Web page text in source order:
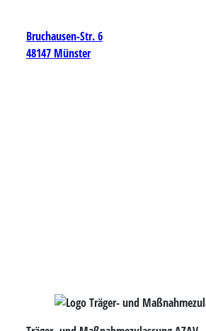
Bruchausen-Str. 6
48147 Münster